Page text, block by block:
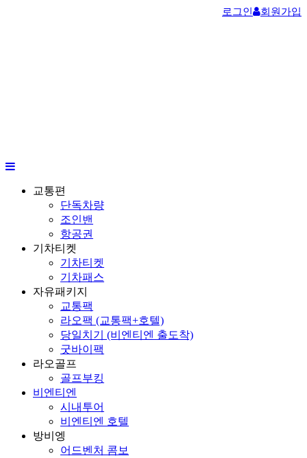
로그인 회원가입
교통편
단독차량
조인밴
항공권
기차티켓
기차티켓
기차패스
자유패키지
교통팩
라오팩 (교통팩+호텔)
당일치기 (비엔티엔 출도착)
굿바이팩
라오골프
골프부킹
비엔티엔
시내투어
비엔티엔 호텔
방비엥
어드벤처 콤보